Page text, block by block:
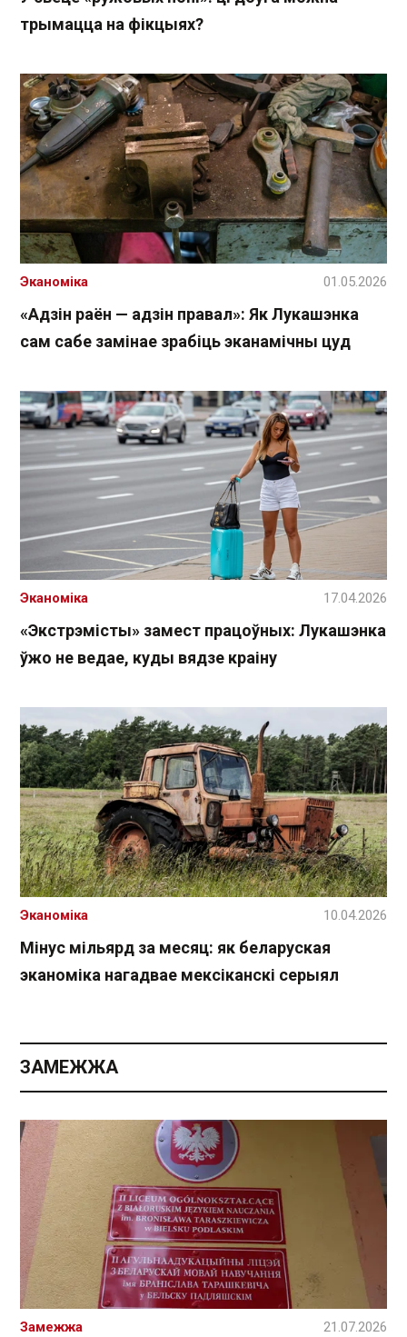
трымацца на фікцыях?
«Адзін раён — адзін правал»: Як Лукашэнка
сам сабе замінае зрабіць эканамічны цуд
Эканоміка 01.05.2026
«Экстрэмісты» замест працоўных: Лукашэнка
ўжо не ведае, куды вядзе краіну
Эканоміка 17.04.2026
Мінус мільярд за месяц: як беларуская
эканоміка нагадвае мексіканскі серыял
Эканоміка 10.04.2026
ЗАМЕЖЖА
Замежжа 21.07.2026